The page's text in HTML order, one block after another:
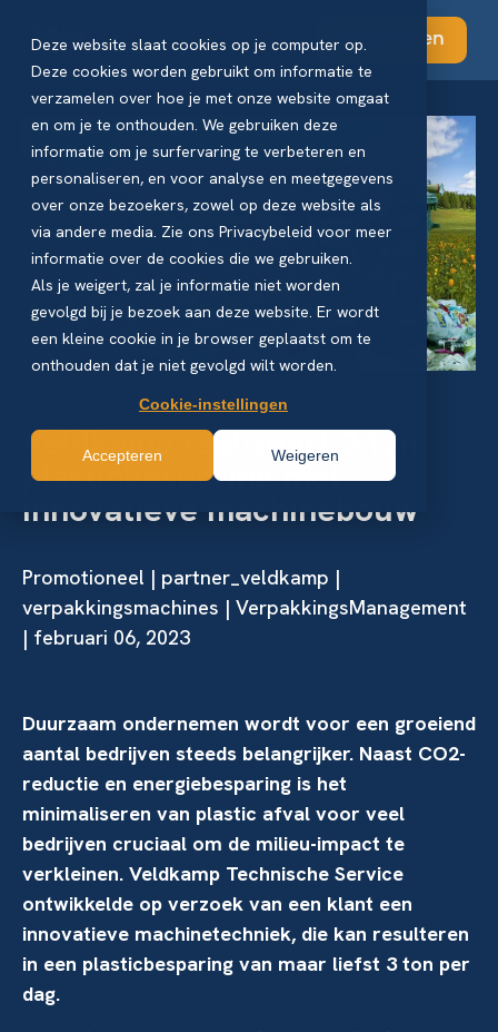
Deze website slaat cookies op je computer op.
Deze cookies worden gebruikt om informatie te
verzamelen over hoe je met onze website omgaat
en om je te onthouden. We gebruiken deze
informatie om je surfervaring te verbeteren en
personaliseren, en voor analyse en meetgegevens
over onze bezoekers, zowel op deze website als
via andere media. Zie ons Privacybeleid voor meer
informatie over de cookies die we gebruiken.
Als je weigert, zal je informatie niet worden
gevolgd bij je bezoek aan deze website. Er wordt
een kleine cookie in je browser geplaatst om te
onthouden dat je niet gevolgd wilt worden.
Cookie-instellingen
Accepteren Weigeren
Abonneren
Veldkamp realiseert 3 ton
plasticbesparing met
innovatieve machinebouw
Promotioneel | partner_veldkamp |
verpakkingsmachines | VerpakkingsManagement
| februari 06, 2023
Duurzaam ondernemen wordt voor een groeiend
aantal bedrijven steeds belangrijker. Naast CO2-
reductie en energiebesparing is het
minimaliseren van plastic afval voor veel
bedrijven cruciaal om de milieu-impact te
verkleinen. Veldkamp Technische Service
ontwikkelde op verzoek van een klant een
innovatieve machinetechniek, die kan resulteren
in een plasticbesparing van maar liefst 3 ton per
dag.